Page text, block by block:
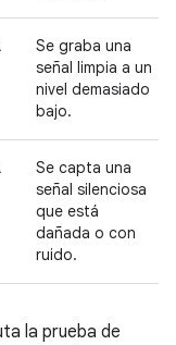
Se graba una
señal limpia a un
nivel demasiado
bajo.
Se capta una
señal silenciosa
que está
dañada o con
ruido.
la prueba de